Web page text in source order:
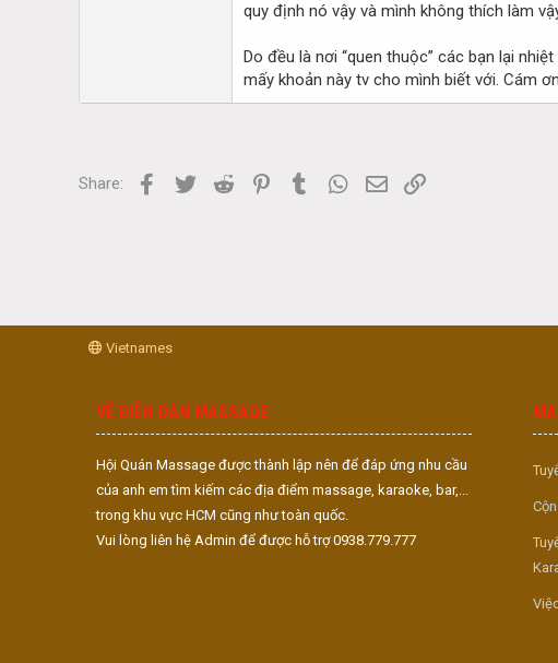
quy định nó vậy và mình không thích làm
Do đều là nơi “quen thuộc” các bạn lại
mấy khoản này tv cho mình biết với. Cám
Share: Facebook
Twitter Reddit PinterestTumblr WhatsApp
Email
Vietnames
VỀ DIỄN ĐÀN MASSAGE
Hội Quán Massage được thành lập nên để đáp ứng nhu cầu
của anh em tìm kiếm các địa điểm massage, karaoke, bar,...
trong khu vực HCM cũng như toàn quốc.
Vui lòng liên hệ Admin để được hỗ trợ 0938.779.777